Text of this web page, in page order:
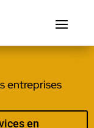
entreprises
en